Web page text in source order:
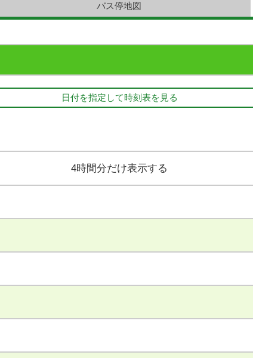
バス停地図
日付を指定して時刻表を見る
4時間分だけ表示する